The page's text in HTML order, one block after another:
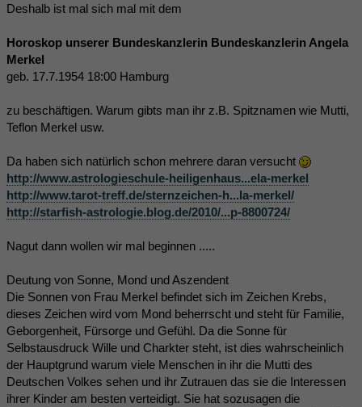
Deshalb ist mal sich mal mit dem
Horoskop unserer Bundeskanzlerin Bundeskanzlerin Angela
Merkel
geb. 17.7.1954 18:00 Hamburg
zu beschäftigen. Warum gibts man ihr z.B. Spitznamen wie Mutti,
Teflon Merkel usw.
Da haben sich natürlich schon mehrere daran versucht
http://www.astrologieschule-heiligenhaus...ela-merkel
http://www.tarot-treff.de/sternzeichen-h...la-merkel/
http://starfish-astrologie.blog.de/2010/...p-8800724/
Nagut dann wollen wir mal beginnen .....
Deutung von Sonne, Mond und Aszendent
Die Sonnen von Frau Merkel befindet sich im Zeichen Krebs,
dieses Zeichen wird vom Mond beherrscht und steht für Familie,
Geborgenheit, Fürsorge und Gefühl. Da die Sonne für
Selbstausdruck Wille und Charkter steht, ist dies wahrscheinlich
der Hauptgrund warum viele Menschen in ihr die Mutti des
Deutschen Volkes sehen und ihr Zutrauen das sie die Interessen
ihrer Kinder am besten verteidigt. Sie hat sozusagen die